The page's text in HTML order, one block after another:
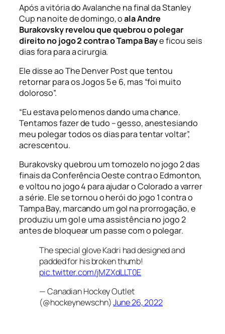
Após a vitória do Avalanche na final da Stanley
Cup na noite de domingo, oala Andre
Burakovsky revelou que quebrou o polegar
direito no jogo 2 contra o Tampa Baye ficou seis
dias fora para a cirurgia.
Ele disse ao The Denver Post que tentou
retornar para os Jogos 5 e 6, mas “foi muito
doloroso”.
“Eu estava pelo menos dando uma chance.
Tentamos fazer de tudo – gesso, anestesiando
meu polegar todos os dias para tentar voltar”,
acrescentou.
Burakovsky quebrou um tornozelo no jogo 2 das
finais da Conferência Oeste contra o Edmonton,
e voltou no jogo 4 para ajudar o Colorado a varrer
a série. Ele se tornou o herói do jogo 1 contra o
Tampa Bay, marcando um gol na prorrogação, e
produziu um gol e uma assistência no jogo 2
antes de bloquear um passe com o polegar.
The special glove Kadri had designed and
padded for his broken thumb!
pic.twitter.com/jMZXdLLT0E
— Canadian Hockey Outlet
(@hockeynewschn)June 26, 2022